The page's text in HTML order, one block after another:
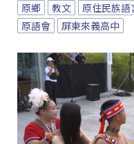
原鄉 教文 原住民族語
原語會
屏東來義高中